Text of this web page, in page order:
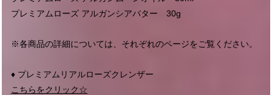
プレミアムローズ アルガンシアバター 30g
※各商品の詳細については、それぞれのページをご覧ください。
♦︎ プレミアムリアルローズクレンザー
こちらをクリック☆